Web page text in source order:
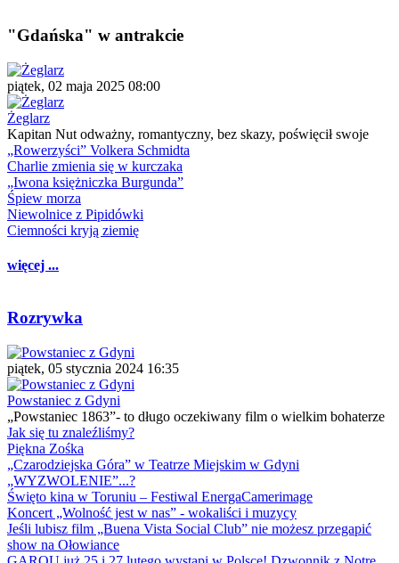
"Gdańska" w antrakcie
piątek, 02 maja 2025 08:00
Żeglarz
Kapitan Nut odważny, romantyczny, bez skazy, poświęcił swoje
„Rowerzyści” Volkera Schmidta
Charlie zmienia się w kurczaka
„Iwona księżniczka Burgunda”
Śpiew morza
Niewolnice z Pipidówki
Ciemności kryją ziemię
więcej ...
Rozrywka
piątek, 05 stycznia 2024 16:35
Powstaniec z Gdyni
„Powstaniec 1863”- to długo oczekiwany film o wielkim bohaterze
Jak się tu znaleźliśmy?
Piękna Zośka
„Czarodziejska Góra” w Teatrze Miejskim w Gdyni
„WYZWOLENIE”...?
Święto kina w Toruniu – Festiwal EnergaCamerimage
Koncert „Wolność jest w nas” - wokaliści i muzycy
Jeśli lubisz film „Buena Vista Social Club” nie możesz przegapić
show na Ołowiance